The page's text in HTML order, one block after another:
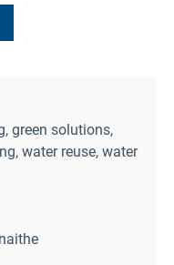
green solutions,
water reuse, water